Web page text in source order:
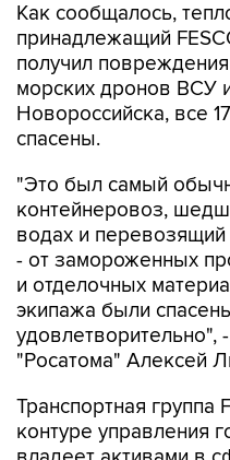
Как сообщалось,
принадлежащий
получил
морских дронов ВСУ
Новороссийска, все
спасены.
"Это был самый
контейнеровоз,
водах и
- от замороженных
и отделочных
экипажа были
удовлетворительно",
"Росатома" Алексей
Транспортная группа
контуре управления